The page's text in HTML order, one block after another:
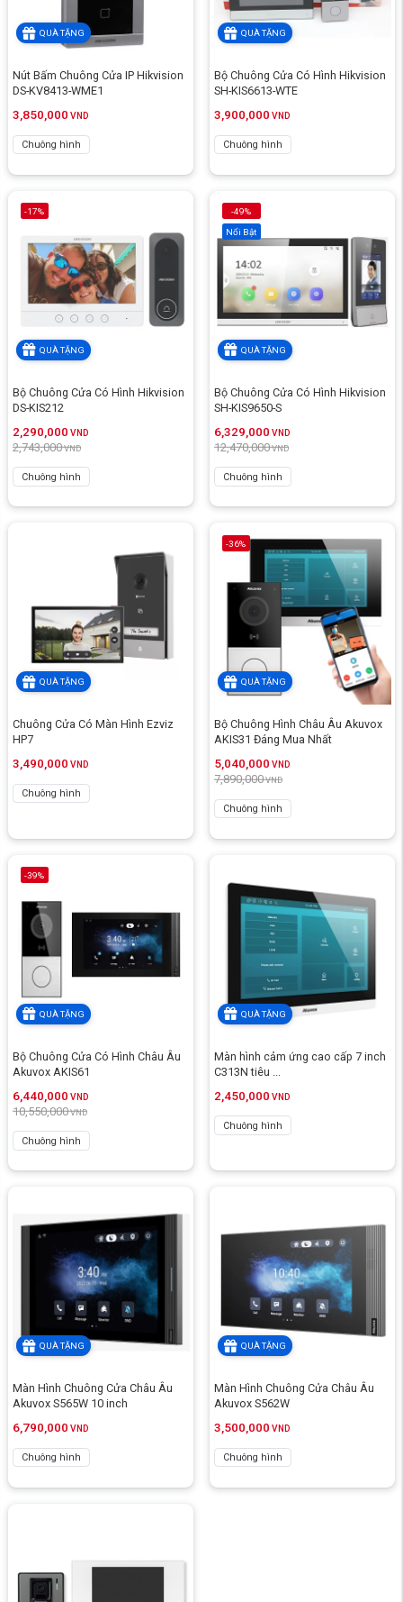
QUÀ TẶNG
Nút Bấm Chuông Cửa IP Hikvision
DS-KV8413-WME1
3,850,000 VND
Chuông hình
QUÀ TẶNG
Bộ Chuông Cửa Có Hình Hikvision
SH-KIS6613-WTE
3,900,000 VND
Chuông hình
-17%
QUÀ TẶNG
Bộ Chuông Cửa Có Hình Hikvision
DS-KIS212
2,290,000 VND
2,743,000 VND
Chuông hình
-49%
Nổi Bật
QUÀ TẶNG
Bộ Chuông Cửa Có Hình Hikvision
SH-KIS9650-S
6,329,000 VND
12,470,000 VND
Chuông hình
QUÀ TẶNG
Chuông Cửa Có Màn Hình Ezviz
HP7
3,490,000 VND
Chuông hình
-36%
QUÀ TẶNG
Bộ Chuông Hình Châu Âu Akuvox
AKIS31 Đáng Mua Nhất
5,040,000 VND
7,890,000 VND
Chuông hình
-39%
QUÀ TẶNG
Bộ Chuông Cửa Có Hình Châu Âu
Akuvox AKIS61
6,440,000 VND
10,550,000 VND
Chuông hình
QUÀ TẶNG
Màn hình cảm ứng cao cấp 7 inch
C313N tiêu ...
2,450,000 VND
Chuông hình
QUÀ TẶNG
Màn Hình Chuông Cửa Châu Âu
Akuvox S565W 10 inch
6,790,000 VND
Chuông hình
QUÀ TẶNG
Màn Hình Chuông Cửa Châu Âu
Akuvox S562W
3,500,000 VND
Chuông hình